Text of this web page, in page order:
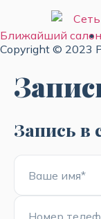
Ближайший салон
Copyright © 2023
Запись в